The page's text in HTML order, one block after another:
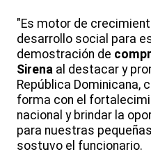
"Es motor de
desarrollo social para
demostración de
Sirena al destacar y
República Dominicana,
forma con el
nacional y brindar la
para nuestras
sostuvo el funcionario.